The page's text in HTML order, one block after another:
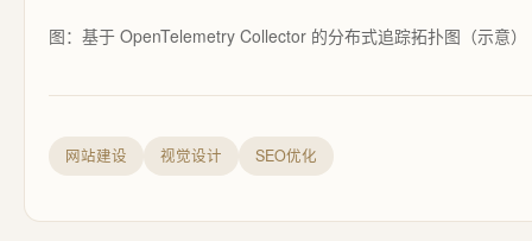
图：基于 OpenTelemetry Collector 的分布式追踪拓扑图（示意）
网站建设 视觉设计 SEO优化